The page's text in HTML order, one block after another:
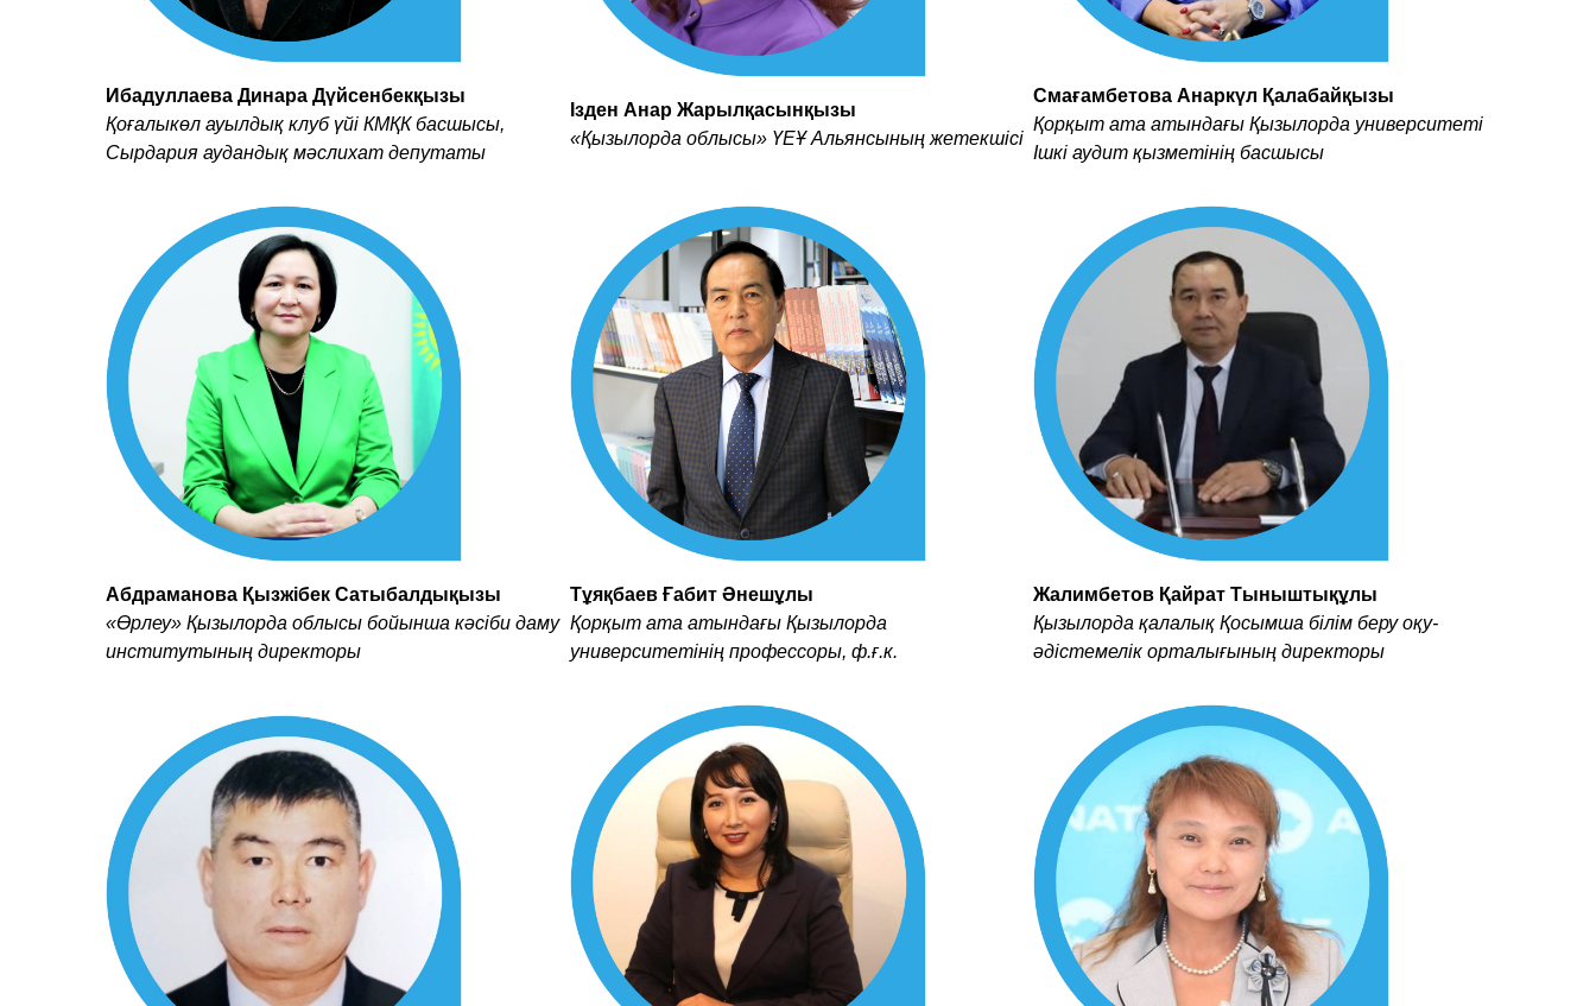
Ибадуллаева Динара Дүйсенбекқызы
Қоғалыкөл ауылдық клуб үйі КМҚК басшысы,
Сырдария аудандық мәслихат депутаты
Ізден Анар Жарылқасынқызы
«Қызылорда облысы» ҮЕҰ Альянсының жетекшісі
Смағамбетова Анаркүл Қалабайқызы
Қорқыт ата атындағы Қызылорда университеті
Ішкі аудит қызметінің басшысы
Абдраманова Қызжібек Сатыбалдықызы
«Өрлеу» Қызылорда облысы бойынша кәсіби даму
институтының директоры
Тұяқбаев Ғабит Әнешұлы
Қорқыт ата атындағы Қызылорда
университетінің профессоры, ф.ғ.к.
Жалимбетов Қайрат Тыныштықұлы
Қызылорда қалалық Қосымша білім беру оқу-
әдістемелік орталығының директоры